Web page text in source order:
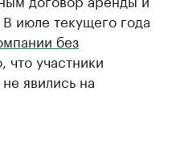
июле текущего года
без
что участники
явились на